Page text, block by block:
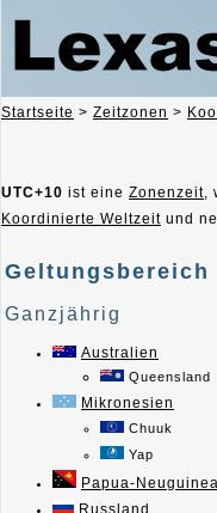
Startseite > Zeitzonen >
UTC+10 ist eine Zonenzeit,
Koordinierte Weltzeit und
Geltungsbereich
Ganzjährig
Australien
Queensland
Mikronesien
Chuuk
Yap
Papua-Neuguinea
Russland